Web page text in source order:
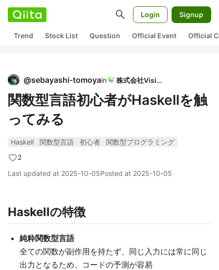
search Login Signup
Trend Stock List Question Official Event Official
@sebayashi-tomoyain 株式会社Vision
関数型言語初心者がHaskellを触
ってみる
Haskell 関数型言語 初心者
関数型プログラミング
2
Last updated at 2025-10-05Posted at 2025-10-05
Haskellの特徴
純粋関数型言語
全ての関数が副作用を持たず、同じ入力には常に同じ
出力となるため、コードの予測が容易